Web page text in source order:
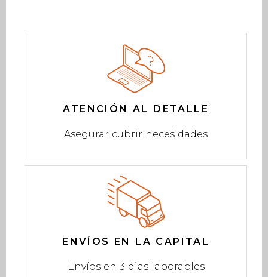
ATENCIÓN AL DETALLE
Asegurar cubrir necesidades
ENVÍOS EN LA CAPITAL
Envíos en 3 dias laborables